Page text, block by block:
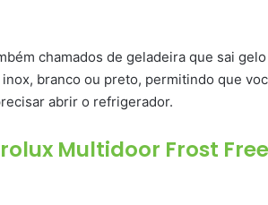
chamados de geladeira que sai
branco ou preto, permitindo que
abrir o refrigerador.
Multidoor Frost